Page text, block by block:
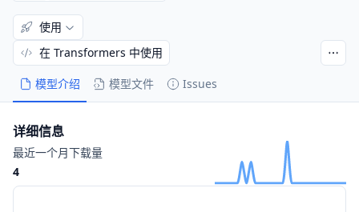
模型介绍 模型文件 Issues
使用
在 Transformers 中使用
详细信息
最近一个月下载量
4